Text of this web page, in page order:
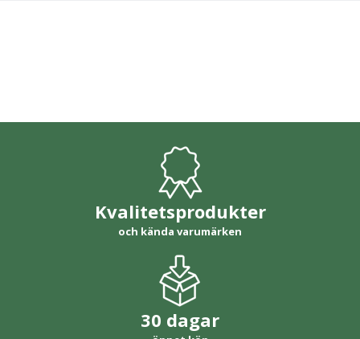
Kvalitetsprodukter
och kända varumärken
30 dagar